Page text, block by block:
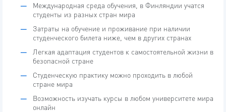
Международная среда обучения, в Финляндии учатся
студенты из разных стран мира
Затраты на обучение и проживание при наличии
студенческого билета ниже, чем в других странах
Легкая адаптация студентов к самостоятельной жизни в
безопасной стране
Студенческую практику можно проходить в любой
стране мира
Возможность изучать курсы в любом университете мира
онлайн